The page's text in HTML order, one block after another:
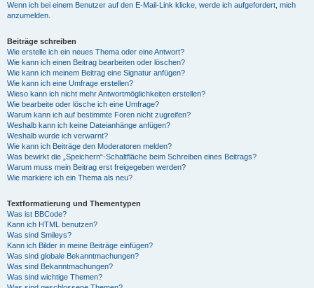
Wenn ich bei einem Benutzer auf den E-Mail-Link klicke, werde ich aufgefordert, mich
anzumelden.
Beiträge schreiben
Wie erstelle ich ein neues Thema oder eine Antwort?
Wie kann ich einen Beitrag bearbeiten oder löschen?
Wie kann ich meinem Beitrag eine Signatur anfügen?
Wie kann ich eine Umfrage erstellen?
Wieso kann ich nicht mehr Antwortmöglichkeiten erstellen?
Wie bearbeite oder lösche ich eine Umfrage?
Warum kann ich auf bestimmte Foren nicht zugreifen?
Weshalb kann ich keine Dateianhänge anfügen?
Weshalb wurde ich verwarnt?
Wie kann ich Beiträge den Moderatoren melden?
Was bewirkt die „Speichern“-Schaltfläche beim Schreiben eines Beitrags?
Warum muss mein Beitrag erst freigegeben werden?
Wie markiere ich ein Thema als neu?
Textformatierung und Thementypen
Was ist BBCode?
Kann ich HTML benutzen?
Was sind Smileys?
Kann ich Bilder in meine Beiträge einfügen?
Was sind globale Bekanntmachungen?
Was sind Bekanntmachungen?
Was sind wichtige Themen?